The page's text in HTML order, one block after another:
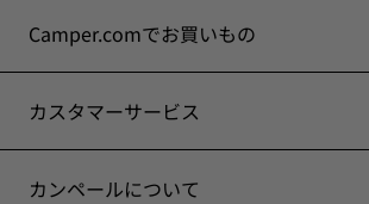
Camper.comでお買いもの
カスタマーサービス
カンペールについて